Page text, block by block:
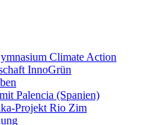
Climate Action
InnoGrün
Palencia (Spanien)
Projekt Rio Zim